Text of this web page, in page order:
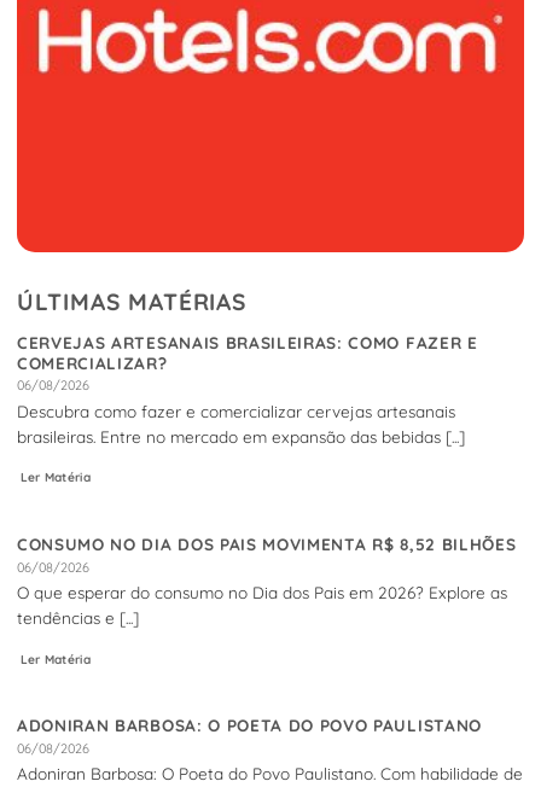
ÚLTIMAS MATÉRIAS
CERVEJAS ARTESANAIS BRASILEIRAS: COMO FAZER E
COMERCIALIZAR?
06/08/2026
Descubra como fazer e comercializar cervejas artesanais
brasileiras. Entre no mercado em expansão das bebidas [...]
Ler Matéria
CONSUMO NO DIA DOS PAIS MOVIMENTA R$ 8,52 BILHÕES
06/08/2026
O que esperar do consumo no Dia dos Pais em 2026? Explore as
tendências e [...]
Ler Matéria
ADONIRAN BARBOSA: O POETA DO POVO PAULISTANO
06/08/2026
Adoniran Barbosa: O Poeta do Povo Paulistano. Com habilidade de